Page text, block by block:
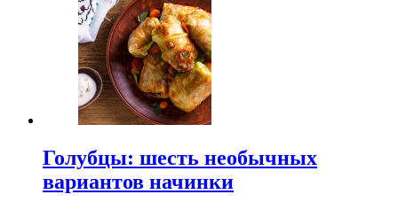
Голубцы: шесть необычных
вариантов начинки